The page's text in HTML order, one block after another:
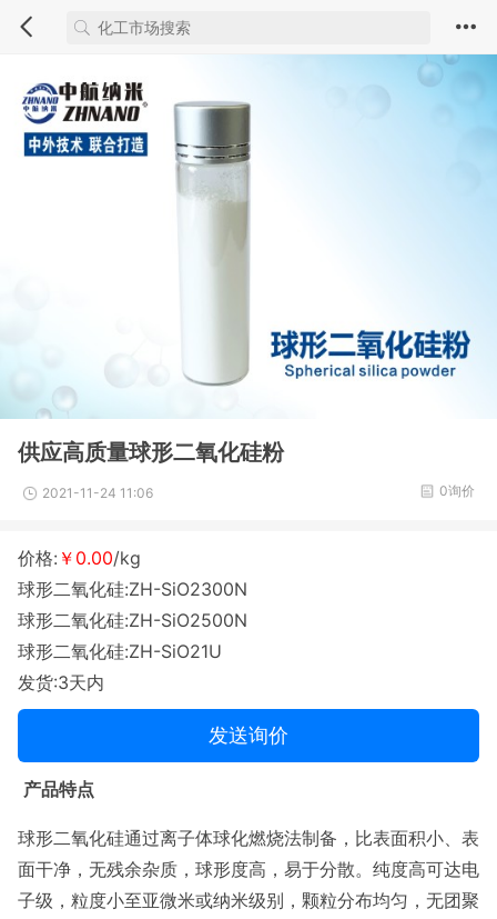
供应高质量球形二氧化硅粉
2021-11-24 11:06 0询价
价格: ￥0.00/kg
球形二氧化硅:ZH-SiO2300N
球形二氧化硅:ZH-SiO2500N
球形二氧化硅:ZH-SiO21U
发货:3天内
发送询价
产品特点
球形二氧化硅通过离子体球化燃烧法制备，比表面积小、表
面干净，无残余杂质，球形度高，易于分散。纯度高可达电
子级，粒度小至亚微米或纳米级别，颗粒分布均匀，无团聚